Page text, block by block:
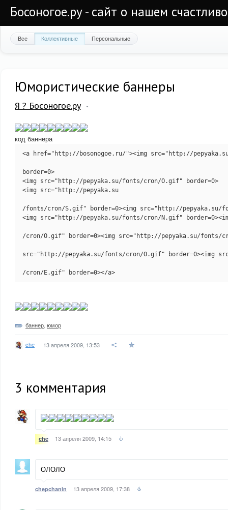
Босоногое.ру - сайт о нашем
Все Коллективные Персональные
Юмористические баннеры
Я ? Босоногое.ру
код баннера
<a href="http://bosonogoe.ru/"><img src="http://
border=0>
<img src="http://pepyaka.su/fonts/cron/O.gif" border=0>
<img src="http://pepyaka.su
/fonts/cron/S.gif" border=0><img src="http://pepyaka.su/
<img src="http://pepyaka.su/fonts/cron/N.gif"
/cron/O.gif" border=0><img src="http://pepyaka.su/fonts/
src="http://pepyaka.su/fonts/cron/O.gif" border=0><img
/cron/E.gif" border=0></a>
баннер юмор
che 13 апреля 2009, 13:53
3 комментария
che 13 апреля 2009, 14:15
ОЛОЛО
chepchanin 13 апреля 2009, 17:38